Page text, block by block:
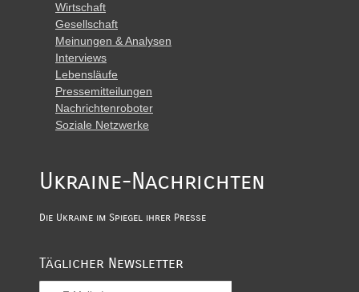
Wirtschaft
Gesellschaft
Meinungen & Analysen
Interviews
Lebensläufe
Pressemitteilungen
Nachrichtenroboter
Soziale Netzwerke
Ukraine-Nachrichten
Die Ukraine im Spiegel ihrer Presse
Täglicher Newsletter